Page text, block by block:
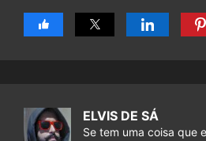
ELVIS DE SÁ
Se tem uma coisa que